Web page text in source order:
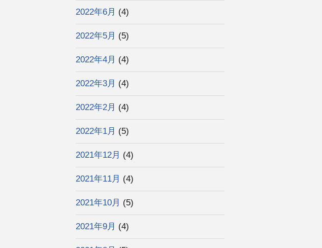
2022年6月 (4)
2022年5月 (5)
2022年4月 (4)
2022年3月 (4)
2022年2月 (4)
2022年1月 (5)
2021年12月 (4)
2021年11月 (4)
2021年10月 (5)
2021年9月 (4)